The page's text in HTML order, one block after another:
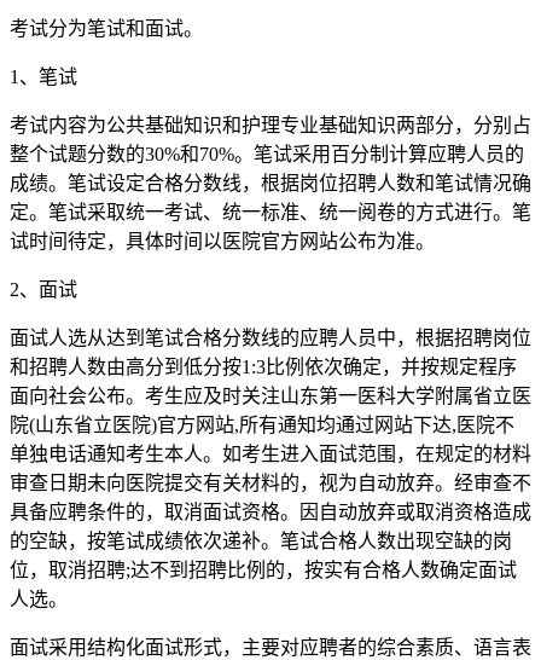
考试分为笔试和面试。
1、笔试
考试内容为公共基础知识和护理专业基础知识两部分，分别占
整个试题分数的30%和70%。笔试采用百分制计算应聘人员的
成绩。笔试设定合格分数线，根据岗位招聘人数和笔试情况确
定。笔试采取统一考试、统一标准、统一阅卷的方式进行。笔
试时间待定，具体时间以医院官方网站公布为准。
2、面试
面试人选从达到笔试合格分数线的应聘人员中，根据招聘岗位
和招聘人数由高分到低分按1:3比例依次确定，并按规定程序
面向社会公布。考生应及时关注山东第一医科大学附属省立医
院(山东省立医院)官方网站,所有通知均通过网站下达,医院不
单独电话通知考生本人。如考生进入面试范围，在规定的材料
审查日期未向医院提交有关材料的，视为自动放弃。经审查不
具备应聘条件的，取消面试资格。因自动放弃或取消资格造成
的空缺，按笔试成绩依次递补。笔试合格人数出现空缺的岗
位，取消招聘;达不到招聘比例的，按实有合格人数确定面试
人选。
面试采用结构化面试形式，主要对应聘者的综合素质、语言表